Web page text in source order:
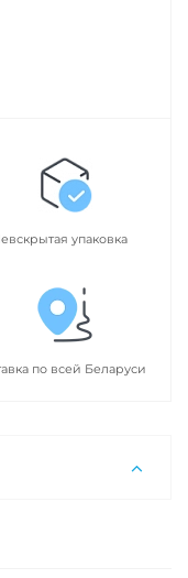
упаковка
по всей Беларуси